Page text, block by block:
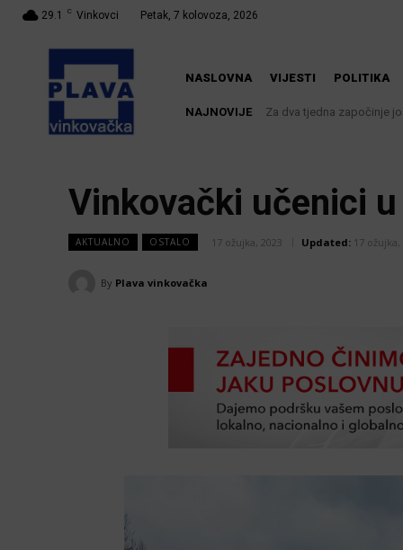
29.1 C Vinkovci Petak, 7 kolovoza, 2026
NASLOVNA VIJESTI POLITIKA
NAJNOVIJEZa dva tjedna započinje još
U Županji održana
Vinkovački učenici
AKTUALNO OSTALO 17 ožujka, 2023 Updated: 17 ožujka,
By Plava vinkovačka